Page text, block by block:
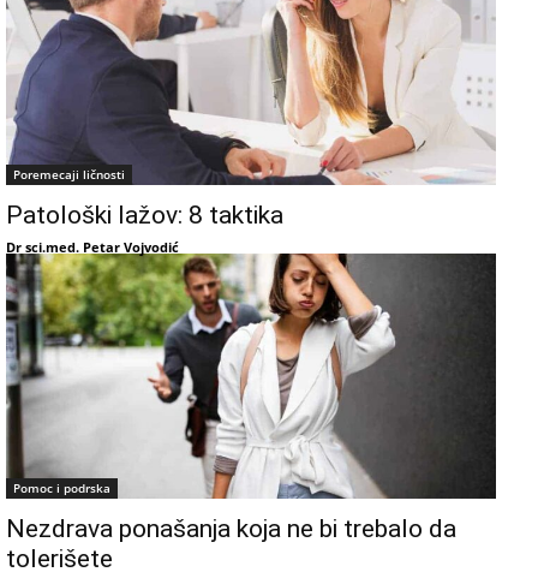
Poremecaji ličnosti
Patološki lažov: 8 taktika
Dr sci.med. Petar Vojvodić
Pomoc i podrska
Nezdrava ponašanja koja ne bi trebalo da
tolerišete